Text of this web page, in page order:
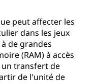
peut affecter les
dans les jeux
de grandes
(RAM) à accès
transfert de
de l'unité de